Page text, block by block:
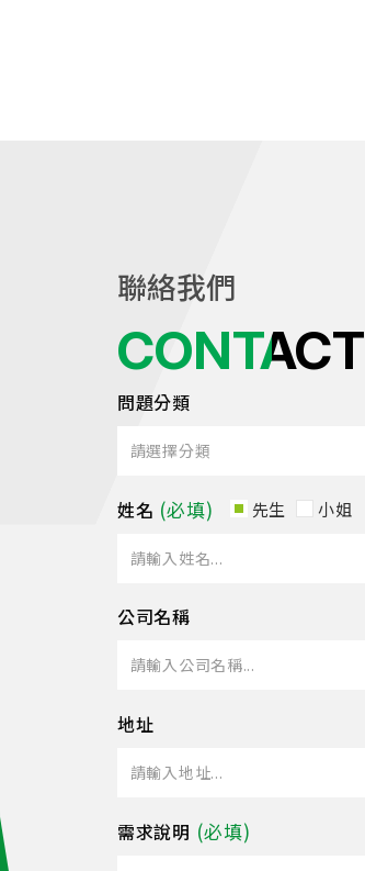
聯絡我們
CONTACT
問題分類
姓名 先生 小姐
公司名稱
地址
需求說明